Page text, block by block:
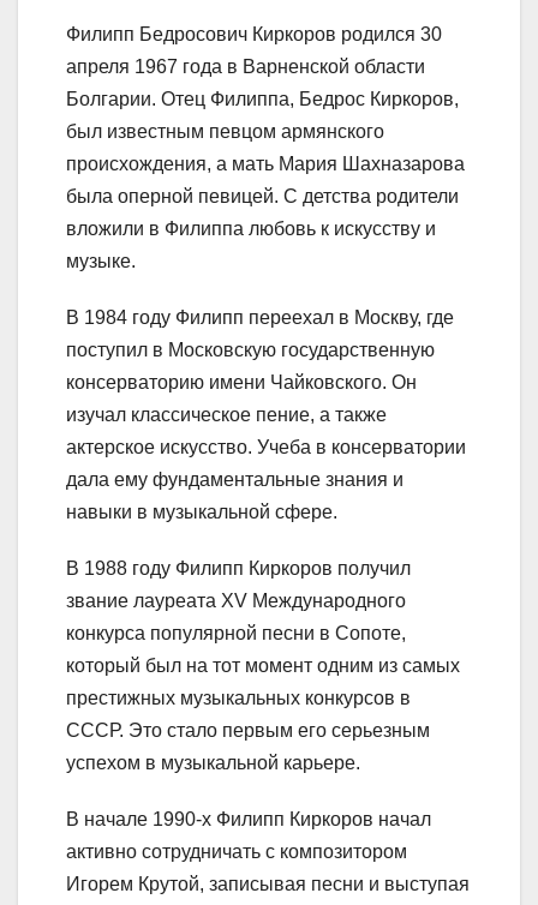
Филипп Бедросович Киркоров родился 30
апреля 1967 года в Варненской области
Болгарии. Отец Филиппа, Бедрос Киркоров,
был известным певцом армянского
происхождения, а мать Мария Шахназарова
была оперной певицей. С детства родители
вложили в Филиппа любовь к искусству и
музыке.
В 1984 году Филипп переехал в Москву, где
поступил в Московскую государственную
консерваторию имени Чайковского. Он
изучал классическое пение, а также
актерское искусство. Учеба в консерватории
дала ему фундаментальные знания и
навыки в музыкальной сфере.
В 1988 году Филипп Киркоров получил
звание лауреата XV Международного
конкурса популярной песни в Сопоте,
который был на тот момент одним из самых
престижных музыкальных конкурсов в
СССР. Это стало первым его серьезным
успехом в музыкальной карьере.
В начале 1990-х Филипп Киркоров начал
активно сотрудничать с композитором
Игорем Крутой, записывая песни и выступая